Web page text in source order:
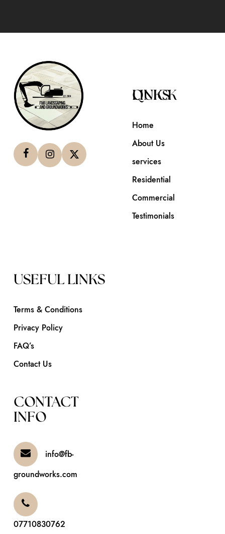
QUICK LINKS
Home
About Us
services
Residential
Commercial
Testimonials
USEFUL LINKS
Terms & Conditions
Privacy Policy
FAQ’s
Contact Us
CONTACT
INFO
info@fb-
groundworks.com
07710830762